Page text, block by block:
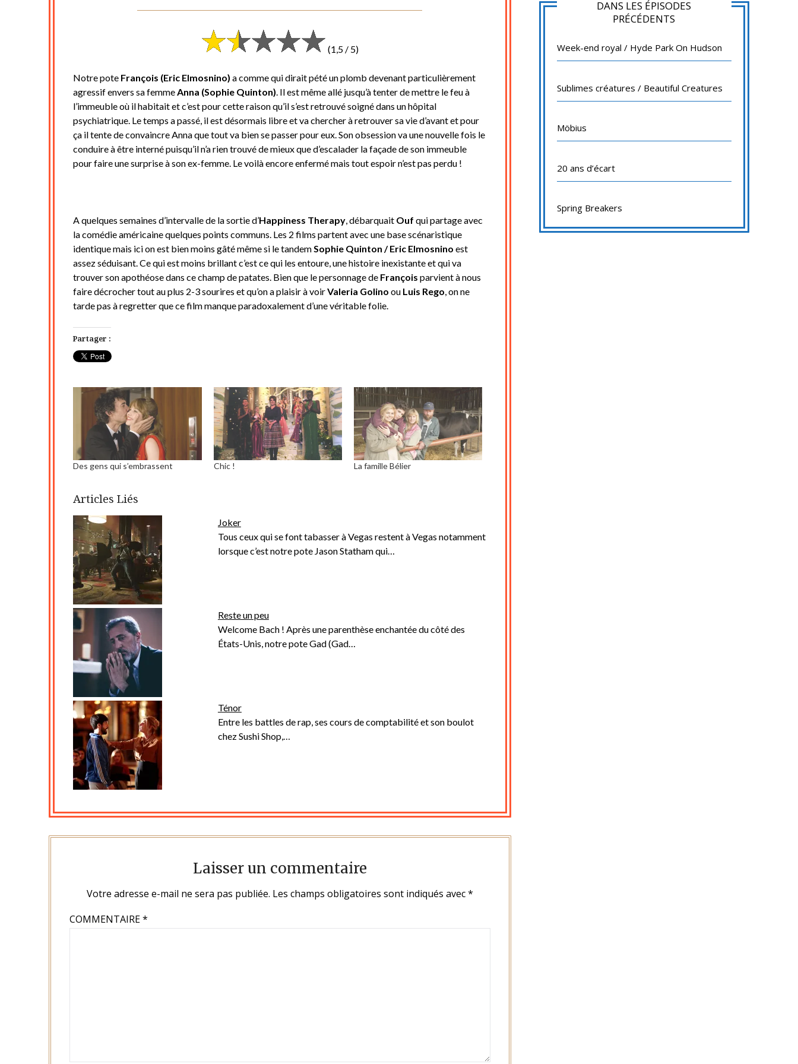
on
4
2023
cine2909
(1,5 / 5)
Notre pote François (Eric Elmosnino) a comme qui dirait pété un plomb devenant particulièrement
agressif envers sa femme Anna (Sophie Quinton) . Il est même allé jusqu’à tenter de mettre le feu à
l’immeuble où il habitait et c’est pour cette raison qu’il s’est retrouvé soigné dans un hôpital
psychiatrique. Le temps a passé, il est désormais libre et va chercher à retrouver sa vie d’avant et pour
ça il tente de convaincre Anna que tout va bien se passer pour eux. Son obsession va une nouvelle fois le
conduire à être interné puisqu’il n’a rien trouvé de mieux que d’escalader la façade de son immeuble
pour faire une surprise à son ex-femme. Le voilà encore enfermé mais tout espoir n’est pas perdu !
A quelques semaines d’intervalle de la sortie d’Happiness Therapy , débarquait Ouf qui partage avec
la comédie américaine quelques points communs. Les 2 films partent avec une base scénaristique
identique mais ici on est bien moins gâté même si le tandem Sophie Quinton / Eric Elmosnino est
assez séduisant. Ce qui est moins brillant c’est ce qui les entoure, une histoire inexistante et qui va
trouver son apothéose dans ce champ de patates. Bien que le personnage de François parvient à nous
faire décrocher tout au plus 2-3 sourires et qu’on a plaisir à voirValeria Golino ou Luis Rego , on ne
tarde pas à regretter que ce film manque paradoxalement d’une véritable folie.
Partager :
Des gens qui s’embrassent Chic ! La famille Bélier
Articles Liés
Joker
Tous ceux qui se font tabasser à Vegas restent à Vegas notamment
lorsque c’est notre pote Jason Statham qui…
Reste un peu
Welcome Bach ! Après une parenthèse enchantée du côté des
États-Unis, notre pote Gad (Gad…
Ténor
Entre les battles de rap, ses cours de comptabilité et son boulot
chez Sushi Shop,…
Laisser un commentaire
Votre adresse e-mail ne sera pas publiée. Les champs obligatoires sont indiqués avec*
COMMENTAIRE*
DANS LES ÉPISODES
PRÉCÉDENTS
Week-end royal / Hyde Park On Hudson
Sublimes créatures / Beautiful Creatures
Möbius
20 ans d’écart
Spring Breakers